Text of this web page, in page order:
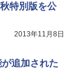
特別版を公
2013年11月8日
追加された